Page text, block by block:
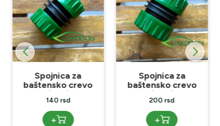
Spojnica za
baštensko crevo
1/2x1/2
140 rsd
+
Spojnica za
baštensko crevo
3/4x3/4
200 rsd
+